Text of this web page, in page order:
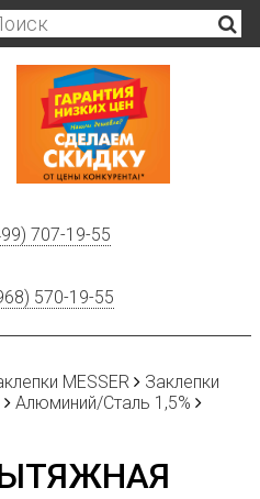
707-19-55
570-19-55
MESSER
Заклепки
Алюминий/Сталь 1,5%